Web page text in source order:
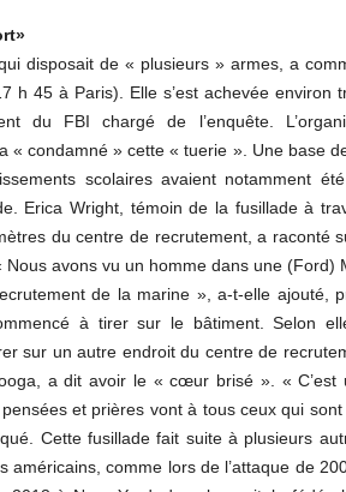
disposait de « plusieurs » armes, a
h 45 à Paris). Elle s’est achevée environ
du FBI chargé de l’enquête.
« condamné » cette « tuerie ». Une base
scolaires avaient notamment
Erica Wright, témoin de la fusillade à
du centre de recrutement, a raconté
Nous avons vu un homme dans une (Ford)
de la marine », a-t-elle ajouté,
à tirer sur le bâtiment. Selon
sur un autre endroit du centre de
a dit avoir le « cœur brisé ». «
et prières vont à tous ceux qui
Cette fusillade fait suite à plusieurs
américains, comme lors de l’attaque de